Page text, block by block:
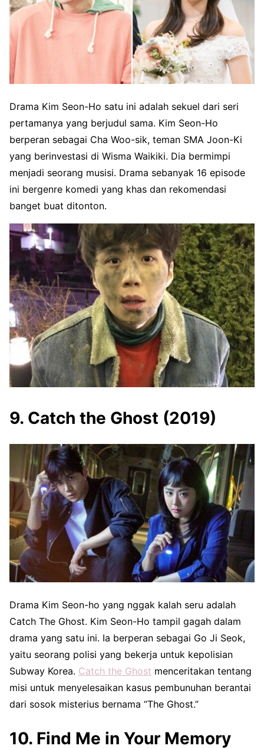
Drama Kim Seon-Ho satu ini adalah sekuel dari seri
pertamanya yang berjudul sama. Kim Seon-Ho
berperan sebagai Cha Woo-sik, teman SMA Joon-Ki
yang berinvestasi di Wisma Waikiki. Dia bermimpi
menjadi seorang musisi. Drama sebanyak 16 episode
ini bergenre komedi yang khas dan rekomendasi
banget buat ditonton.
9. Catch the Ghost (2019)
Drama Kim Seon-ho yang nggak kalah seru adalah
Catch The Ghost. Kim Seon-Ho tampil gagah dalam
drama yang satu ini. Ia berperan sebagai Go Ji Seok,
yaitu seorang polisi yang bekerja untuk kepolisian
Subway Korea. Catch the Ghost menceritakan tentang
misi untuk menyelesaikan kasus pembunuhan berantai
dari sosok misterius bernama “The Ghost.”
10. Find Me in Your Memory